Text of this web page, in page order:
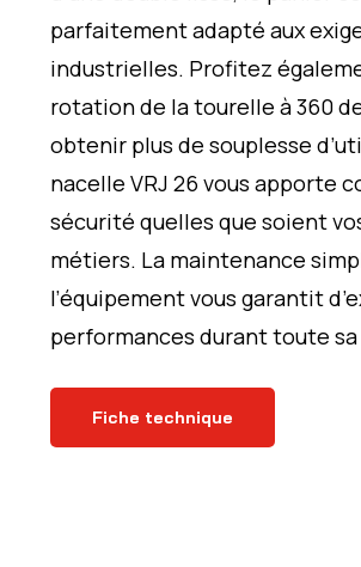
parfaitement adapté aux
industrielles. Profitez
rotation de la tourelle à 360
obtenir plus de souplesse
nacelle VRJ 26 vous apporte
sécurité quelles que soient
métiers. La maintenance
l’équipement vous garantit
performances durant toute sa
Fiche technique